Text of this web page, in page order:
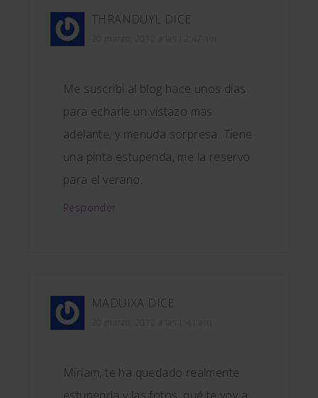
THRANDUYL DICE
Me suscribi al blog hace unos dias
para echarle un vistazo mas
adelante, y menuda sorpresa. Tiene
una pinta estupenda, me la reservo
para el verano.
Responder
MADUIXA DICE
Miriam, te ha quedado realmente